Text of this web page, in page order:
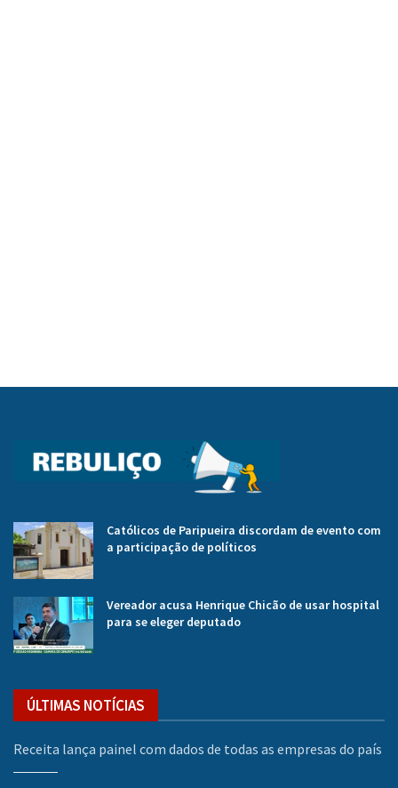
Católicos de Paripueira discordam de evento com
a participação de políticos
Vereador acusa Henrique Chicão de usar hospital
para se eleger deputado
ÚLTIMAS NOTÍCIAS
Receita lança painel com dados de todas as empresas do país